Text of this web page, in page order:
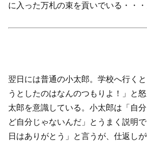
に入った万札の束を貢いでいる・・・
翌日には普通の小太郎。学校へ行く
うとしたのはなんのつもりよ！」と
太郎を意識している。小太郎は「自
ど自分じゃないんだ」とうまく説明
日はありがとう」と言うが、仕返し